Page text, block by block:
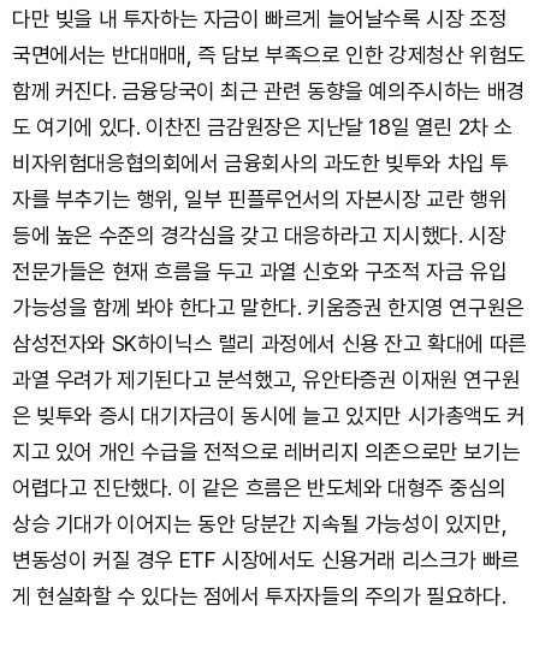
다만 빚을 내 투자하는 자금이 빠르게 늘어날수록 시장 조정
국면에서는 반대매매, 즉 담보 부족으로 인한 강제청산 위험도
함께 커진다. 금융당국이 최근 관련 동향을 예의주시하는 배경
도 여기에 있다. 이찬진 금감원장은 지난달 18일 열린 2차 소
비자위험대응협의회에서 금융회사의 과도한 빚투와 차입 투
자를 부추기는 행위, 일부 핀플루언서의 자본시장 교란 행위
등에 높은 수준의 경각심을 갖고 대응하라고 지시했다. 시장
전문가들은 현재 흐름을 두고 과열 신호와 구조적 자금 유입
가능성을 함께 봐야 한다고 말한다. 키움증권 한지영 연구원은
삼성전자와 SK하이닉스 랠리 과정에서 신용 잔고 확대에 따른
과열 우려가 제기된다고 분석했고, 유안타증권 이재원 연구원
은 빚투와 증시 대기자금이 동시에 늘고 있지만 시가총액도 커
지고 있어 개인 수급을 전적으로 레버리지 의존으로만 보기는
어렵다고 진단했다. 이 같은 흐름은 반도체와 대형주 중심의
상승 기대가 이어지는 동안 당분간 지속될 가능성이 있지만,
변동성이 커질 경우 ETF 시장에서도 신용거래 리스크가 빠르
게 현실화할 수 있다는 점에서 투자자들의 주의가 필요하다.